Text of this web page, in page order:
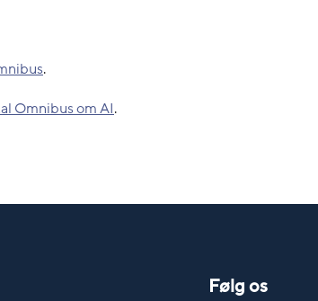
.
Omnibus om AI.
Følg os